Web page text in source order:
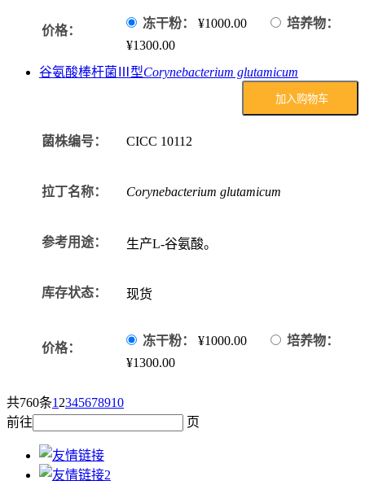
价格：
冻干粉： ¥1000.00
培养物：
¥1300.00
谷氨酸棒杆菌Ⅲ型Corynebacterium glutamicum
加入购物车
菌株编号： CICC 10112
拉丁名称： Corynebacterium glutamicum
参考用途： 生产L-谷氨酸。
库存状态： 现货
价格：
冻干粉： ¥1000.00
培养物：
¥1300.00
共760条1 2345678910
前往
页